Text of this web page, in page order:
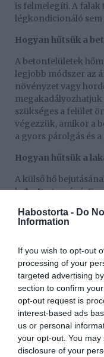
Habostorta - Do
Information
If you wish to opt-out
processing of your
targeted advertising
section to confirm
opt-out request is
interest-based ads
us or personal
your opt-out. You
disclosure of your
is felmelegíti. A falak
légkondicionáló
Hogyan hűtsük a
A betonfelületek
legjobb módszer az
növényzet vagy
megakadályozhatjuk
szükséges a felület
végezzük, amikor a
a gyors párolgás és
Hogyan hűtsük a
A külső hő
kulcsfontosságú.
ablakokat, amikor a
Kizárólag hajnali
felhalmozódott
A szakértők szerint
jelentősen
színek és speciális
kal is mérsékelhetik
hozzájárul a lakás
hangsúlyozzák. Ez
hanem hosszú